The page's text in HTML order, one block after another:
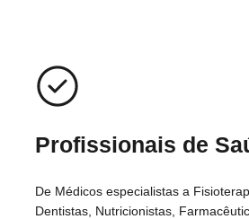
Profissionais de
De Médicos especialistas a
Dentistas, Nutricionistas,